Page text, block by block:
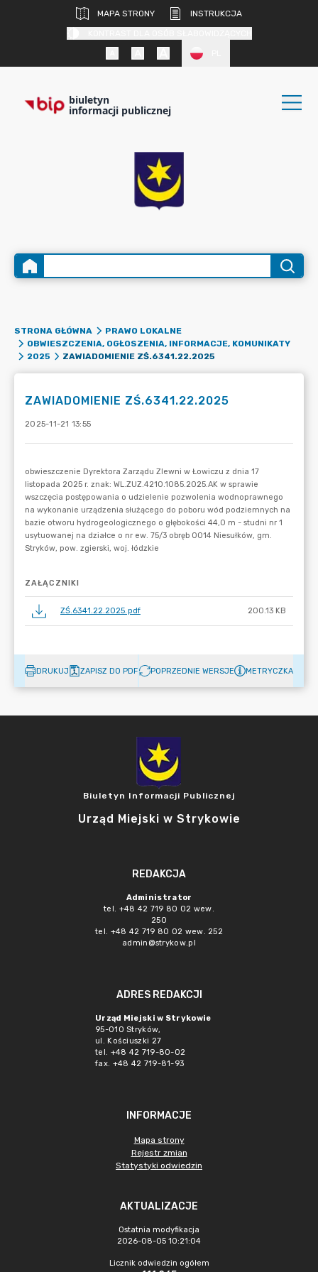
MAPA STRONY
INSTRUKCJA
biuletyn
informacji publicznej
STRONA GŁÓWNA
PRAWO LOKALNE
OBWIESZCZENIA, OGŁOSZENIA, INFORMACJE, KOMUNIKATY
2025
ZAWIADOMIENIE ZŚ.6341.22.2025
ZAWIADOMIENIE ZŚ.6341.22.2025
2025-11-21 13:55
ZAŁĄCZNIKI
ZŚ.6341.22.2025.pdf 200.13 KB
DRUKUJ ZAPISZ DO PDF POPRZEDNIE WERSJE METRYCZKA
Biuletyn Informacji Publicznej
Urząd Miejski w Strykowie
REDAKCJA
Administrator
tel. +48 42 719 80 02 wew.
250
tel. +48 42 719 80 02 wew. 252
admin@strykow.pl
ADRES REDAKCJI
Urząd Miejski w Strykowie
95-010 Stryków,
ul. Kościuszki 27
tel. +48 42 719-80-02
fax. +48 42 719-81-93
INFORMACJE
Mapa strony
Rejestr zmian
Statystyki odwiedzin
AKTUALIZACJE
Ostatnia modyfikacja
2026-08-05 10:21:04
Licznik odwiedzin ogółem